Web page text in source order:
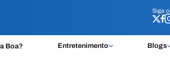
Siga o
Boa? Entretenimento Blogs
Siga o